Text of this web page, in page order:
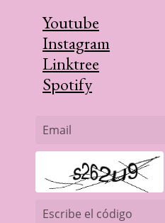
Youtube
Instagram
Linktree
Spotify
Email
Escribe el código